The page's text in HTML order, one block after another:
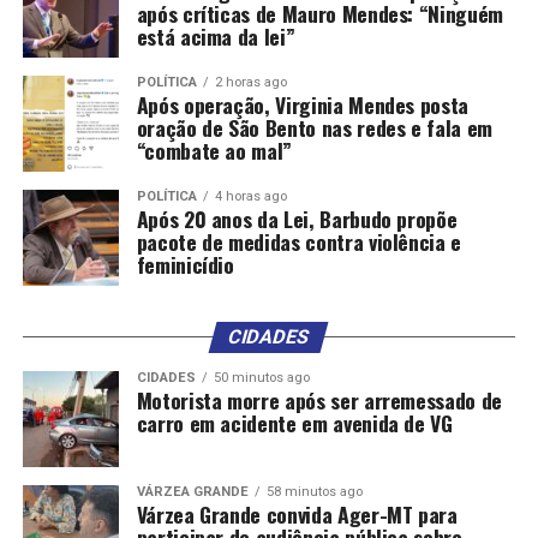
Brasileira dos Motociclistas
Profissionais (Febramoto),
Gilberto Almeida.
O rendimento médio mensal de um empregado com
carteira assinada (R$ 3.145) é, segundo o IBGE, 51%
maior do que aquele do trabalhador por conta
própria sem CNPJ (R$ 2.084).
“A plataformização do trabalho representou claramente
uma precarização do trabalho. Comparando a ocupação
de motoristas e entregadores antes e depois da
introdução da das plataformas, você percebe
justamente uma menor renda, mais horas trabalhadas e
menor contribuição previdenciária, ou seja, essas
ocupações eram menos precárias antes da introdução
após críticas de Mauro Mendes: “Ninguém
está acima da lei”
POLÍTICA 2 horas ago
Após operação, Virginia Mendes posta
oração de São Bento nas redes e fala em
“combate ao mal”
POLÍTICA 4 horas ago
Após 20 anos da Lei, Barbudo propõe
pacote de medidas contra violência e
feminicídio
CIDADES
CIDADES 50 minutos ago
Motorista morre após ser arremessado de
carro em acidente em avenida de VG
VÁRZEA GRANDE 58 minutos ago
Várzea Grande convida Ager-MT para